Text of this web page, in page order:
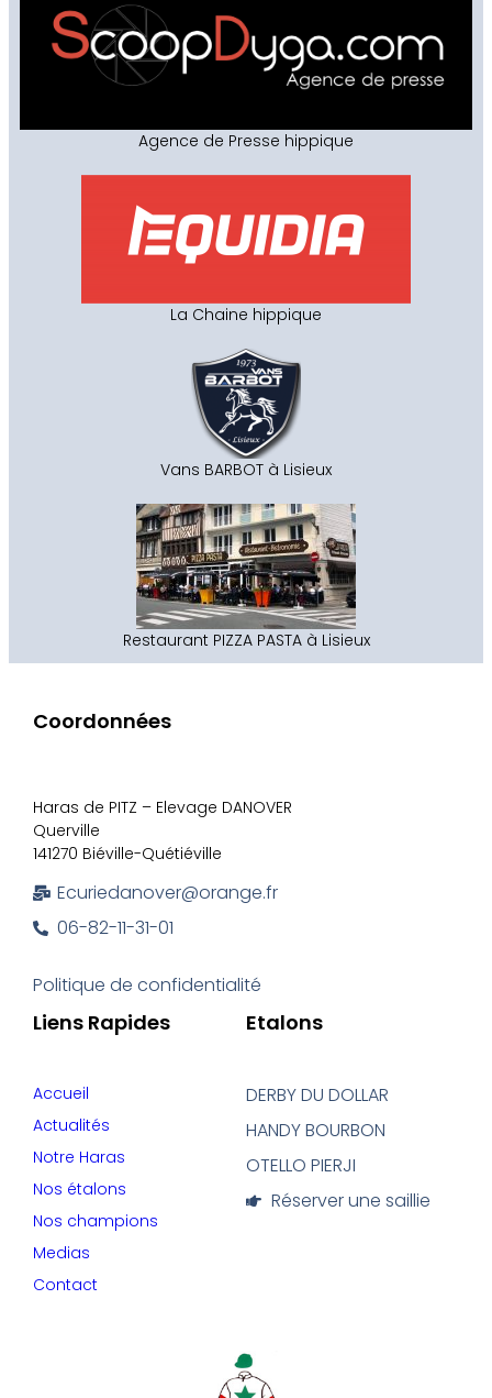
Agence de Presse hippique
La Chaine hippique
Vans BARBOT à Lisieux
Restaurant PIZZA PASTA à Lisieux
Etalons
DERBY DU DOLLAR
HANDY BOURBON
OTELLO PIERJI
Réserver une saillie
Liens Rapides
Accueil
Actualités
Notre Haras
Nos étalons
Nos champions
Medias
Contact
Coordonnées
Haras de PITZ – Elevage DANOVER
Querville
141270 Biéville-Quétiéville
Ecuriedanover@orange.fr
06-82-11-31-01
Politique de confidentialité